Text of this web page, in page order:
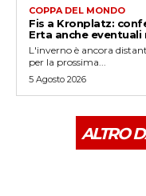
COPPA DEL MONDO
Fis a Kronplatz:
Erta anche eventuali
L'inverno è ancora
per la prossima...
5 Agosto 2026
ALTRO